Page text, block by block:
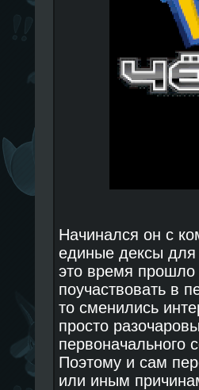
Начинался он с
единые дексы для
это время
поучаствовать в
то сменились
просто
первоначального
Поэтому и сам
или иным